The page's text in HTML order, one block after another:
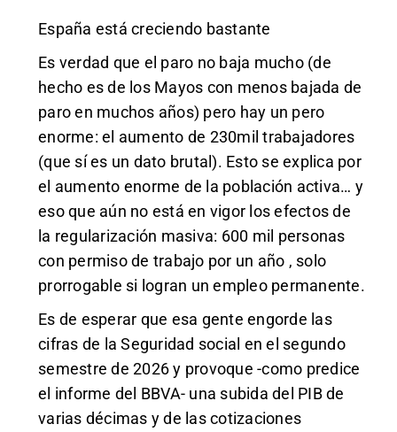
España está creciendo bastante
Es verdad que el paro no baja mucho (de
hecho es de los Mayos con menos bajada de
paro en muchos años) pero hay un pero
enorme: el aumento de 230mil trabajadores
(que sí es un dato brutal). Esto se explica por
el aumento enorme de la población activa… y
eso que aún no está en vigor los efectos de
la regularización masiva: 600 mil personas
con permiso de trabajo por un año , solo
prorrogable si logran un empleo permanente.
Es de esperar que esa gente engorde las
cifras de la Seguridad social en el segundo
semestre de 2026 y provoque -como predice
el informe del BBVA- una subida del PIB de
varias décimas y de las cotizaciones